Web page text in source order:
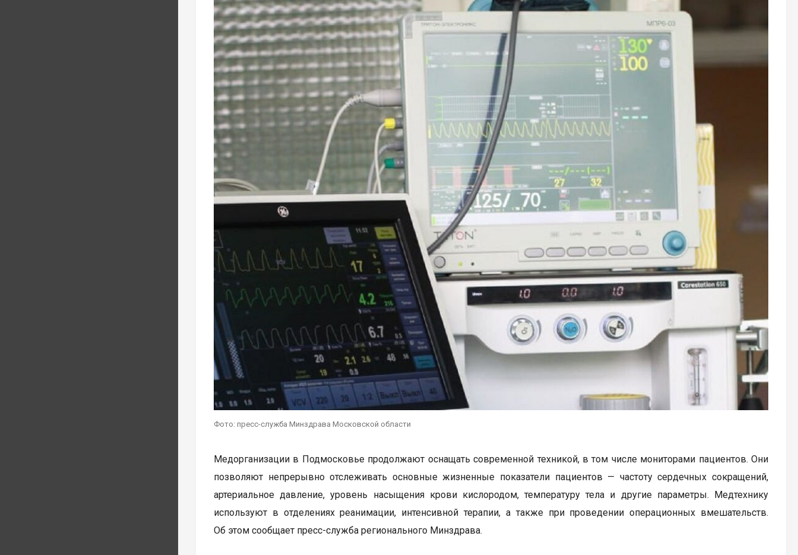
Фото: пресс-служба Минздрава Московской области
Медорганизации в Подмосковье продолжают оснащать современной техникой, в том числе мониторами пациентов. Они
позволяют непрерывно отслеживать основные жизненные показатели пациентов — частоту сердечных сокращений,
артериальное давление, уровень насыщения крови кислородом, температуру тела и другие параметры. Медтехнику
используют в отделениях реанимации, интенсивной терапии, а также при проведении операционных вмешательств.
Об этом сообщает пресс-служба регионального Минздрава.